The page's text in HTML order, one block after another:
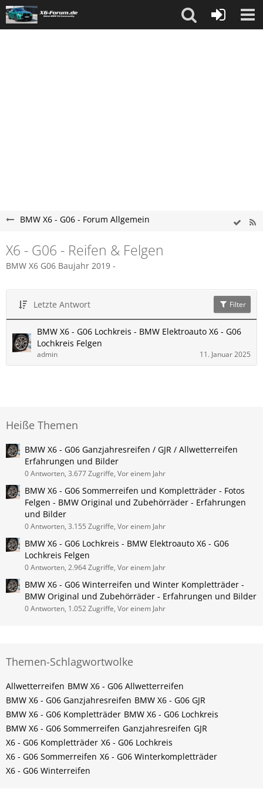
BMW X6 - G06 - Forum Allgemein
X6 - G06 - Reifen & Felgen
BMW X6 G06 Baujahr 2019 -
Letzte Antwort Filter
BMW X6 - G06 Lochkreis - BMW Elektroauto X6 - G06
Lochkreis Felgen
admin 11. Januar 2025
Heiße Themen
BMW X6 - G06 Ganzjahresreifen / GJR / Allwetterreifen
Erfahrungen und Bilder
0 Antworten, 3.677 Zugriffe, Vor einem Jahr
BMW X6 - G06 Sommerreifen und Kompletträder - Fotos
Felgen - BMW Original und Zubehörräder - Erfahrungen
und Bilder
0 Antworten, 3.155 Zugriffe, Vor einem Jahr
BMW X6 - G06 Lochkreis - BMW Elektroauto X6 - G06
Lochkreis Felgen
0 Antworten, 2.964 Zugriffe, Vor einem Jahr
BMW X6 - G06 Winterreifen und Winter Kompletträder -
BMW Original und Zubehörräder - Erfahrungen und Bilder
0 Antworten, 1.052 Zugriffe, Vor einem Jahr
Themen-Schlagwortwolke
Allwetterreifen BMW X6 - G06 Allwetterreifen
BMW X6 - G06 Ganzjahresreifen BMW X6 - G06 GJR
BMW X6 - G06 Kompletträder BMW X6 - G06 Lochkreis
BMW X6 - G06 Sommerreifen Ganzjahresreifen GJR
X6 - G06 Kompletträder X6 - G06 Lochkreis
X6 - G06 Sommerreifen X6 - G06 Winterkompletträder
X6 - G06 Winterreifen